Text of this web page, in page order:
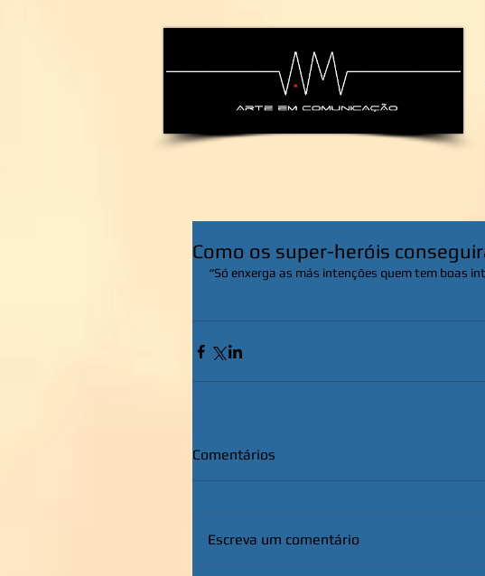
Como os super-heróis
“Só enxerga as más intenções quem tem boas
Comentários
Escreva um comentário